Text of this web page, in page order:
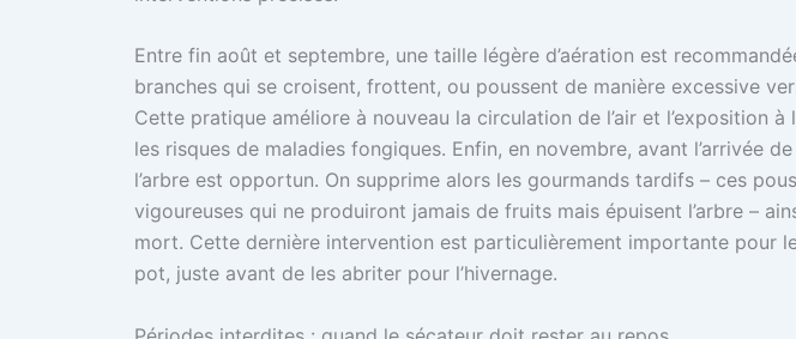
Entre fin août et septembre, une taille légère d’aération est
branches qui se croisent, frottent, ou poussent de manière excessive
Cette pratique améliore à nouveau la circulation de l’air et l’exposition à
les risques de maladies fongiques. Enfin, en novembre, avant l’arrivée
l’arbre est opportun. On supprime alors les gourmands tardifs – ces
vigoureuses qui ne produiront jamais de fruits mais épuisent l’arbre –
mort. Cette dernière intervention est particulièrement importante pour
pot, juste avant de les abriter pour l’hivernage.